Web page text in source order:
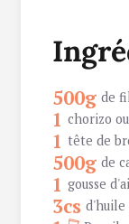
500g de
1 chorizo
1 tête de
500g de
1 gousse
3cs d'huile